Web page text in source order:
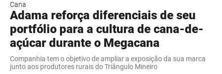
Cana
Adama reforça diferenciais de seu
portfólio para a cultura de cana-de-
açúcar durante o Megacana
Companhia tem o objetivo de ampliar a exposição da sua marca
junto aos produtores rurais do Triângulo Mineiro